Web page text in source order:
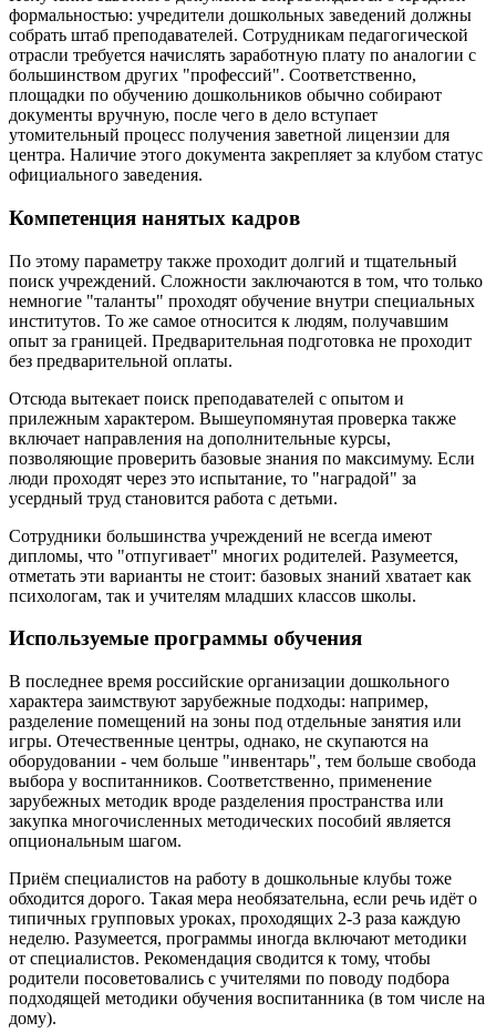
формальностью: учредители дошкольных заведений должны
собрать штаб преподавателей. Сотрудникам педагогической
отрасли требуется начислять заработную плату по аналогии с
большинством других "профессий". Соответственно,
площадки по обучению дошкольников обычно собирают
документы вручную, после чего в дело вступает
утомительный процесс получения заветной лицензии для
центра. Наличие этого документа закрепляет за клубом статус
официального заведения.
Компетенция нанятых кадров
По этому параметру также проходит долгий и тщательный
поиск учреждений. Сложности заключаются в том, что только
немногие "таланты" проходят обучение внутри специальных
институтов. То же самое относится к людям, получавшим
опыт за границей. Предварительная подготовка не проходит
без предварительной оплаты.
Отсюда вытекает поиск преподавателей с опытом и
прилежным характером. Вышеупомянутая проверка также
включает направления на дополнительные курсы,
позволяющие проверить базовые знания по максимуму. Если
люди проходят через это испытание, то "наградой" за
усердный труд становится работа с детьми.
Сотрудники большинства учреждений не всегда имеют
дипломы, что "отпугивает" многих родителей. Разумеется,
отметать эти варианты не стоит: базовых знаний хватает как
психологам, так и учителям младших классов школы.
Используемые программы обучения
В последнее время российские организации дошкольного
характера заимствуют зарубежные подходы: например,
разделение помещений на зоны под отдельные занятия или
игры. Отечественные центры, однако, не скупаются на
оборудовании - чем больше "инвентарь", тем больше свобода
выбора у воспитанников. Соответственно, применение
зарубежных методик вроде разделения пространства или
закупка многочисленных методических пособий является
опциональным шагом.
Приём специалистов на работу в дошкольные клубы тоже
обходится дорого. Такая мера необязательна, если речь идёт о
типичных групповых уроках, проходящих 2-3 раза каждую
неделю. Разумеется, программы иногда включают методики
от специалистов. Рекомендация сводится к тому, чтобы
родители посоветовались с учителями по поводу подбора
подходящей методики обучения воспитанника (в том числе на
дому).